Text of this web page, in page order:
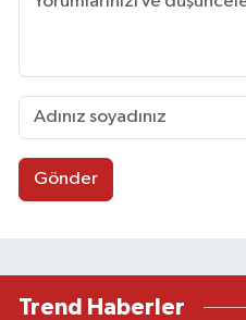
Gönder
Trend Haberler